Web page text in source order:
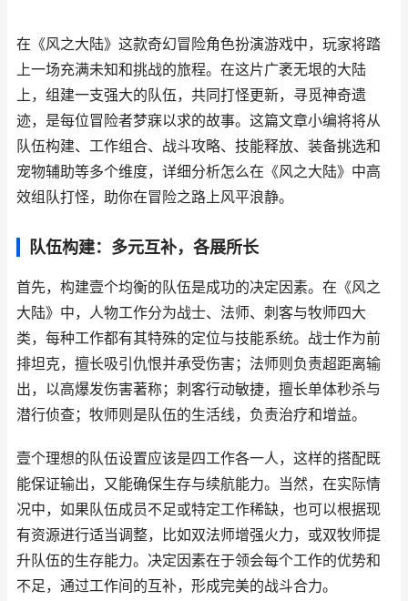
在《风之大陆》这款奇幻冒险角色扮演游戏中，玩家将踏
上一场充满未知和挑战的旅程。在这片广袤无垠的大陆
上，组建一支强大的队伍，共同打怪更新，寻觅神奇遗
迹，是每位冒险者梦寐以求的故事。这篇文章小编将将从
队伍构建、工作组合、战斗攻略、技能释放、装备挑选和
宠物辅助等多个维度，详细分析怎么在《风之大陆》中高
效组队打怪，助你在冒险之路上风平浪静。
队伍构建：多元互补，各展所长
首先，构建壹个均衡的队伍是成功的决定因素。在《风之
大陆》中，人物工作分为战士、法师、刺客与牧师四大
类，每种工作都有其特殊的定位与技能系统。战士作为前
排坦克，擅长吸引仇恨并承受伤害；法师则负责超距离输
出，以高爆发伤害著称；刺客行动敏捷，擅长单体秒杀与
潜行侦查；牧师则是队伍的生活线，负责治疗和增益。
壹个理想的队伍设置应该是四工作各一人，这样的搭配既
能保证输出，又能确保生存与续航能力。当然，在实际情
况中，如果队伍成员不足或特定工作稀缺，也可以根据现
有资源进行适当调整，比如双法师增强火力，或双牧师提
升队伍的生存能力。决定因素在于领会每个工作的优势和
不足，通过工作间的互补，形成完美的战斗合力。